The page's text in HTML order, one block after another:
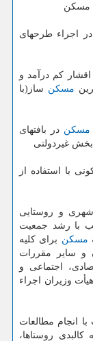
مسكن
اجراء طرحهای
كم درآمد و
مسكن ساز(با
مسكن در بافتهای
غیردولتی
با استفاده از
شهری و روستایی
با رشد جمعیت
مسكن برای كلیه
و سایر مقررات
اجتماعی و
وزیران اجراء
انجام مطالعات
روستاها،